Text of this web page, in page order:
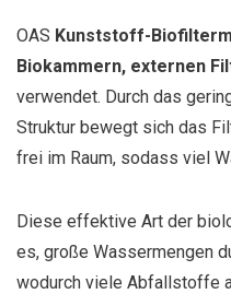
OAS Kunststoff-
Biokammern, externen
verwendet. Durch das
Struktur bewegt sich das
frei im Raum, sodass viel
Diese effektive Art der
es, große Wassermengen
wodurch viele Abfallstoffe